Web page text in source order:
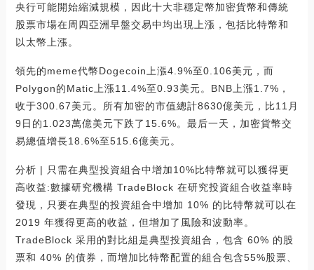
央行可能開始縮減規模，因此十大非穩定幣加密貨幣和傳統
股票市場在周四亞洲早盤交易中均出現上漲，包括比特幣和
以太幣上漲。
領先的meme代幣Dogecoin上漲4.9%至0.106美元，而
Polygon的Matic上漲11.4%至0.93美元。BNB上漲1.7%，
收于300.67美元。所有加密的市值總計8630億美元，比11月
9日的1.023萬億美元下跌了15.6%。最后一天，加密貨幣交
易總值增長18.6%至515.6億美元。
分析 | 只需在典型投資組合中增加10%比特幣就可以獲得更
高收益:數據研究機構 TradeBlock 在研究投資組合收益率時
發現，只要在典型的投資組合中增加 10% 的比特幣就可以在
2019 年獲得更高的收益，但增加了風險和波動率。
TradeBlock 采用的對比組是典型投資組合，包含 60% 的股
票和 40% 的債券，而增加比特幣配置的組合包含55%股票、